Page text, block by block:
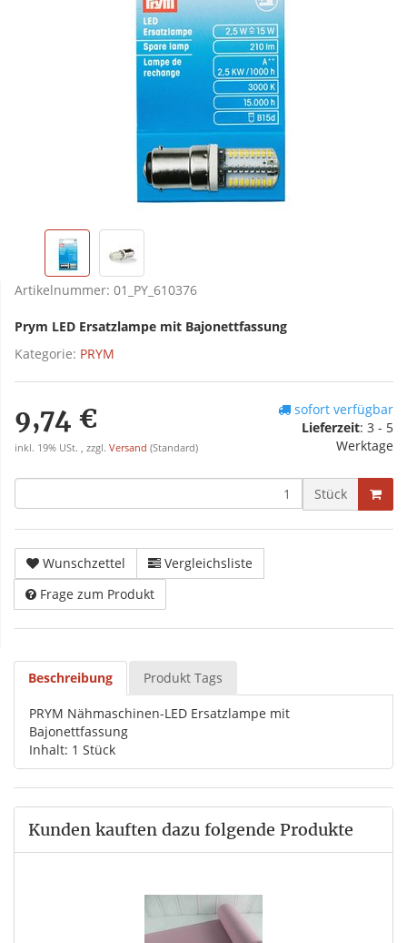
Artikelnummer: 01_PY_610376
Prym LED Ersatzlampe mit Bajonettfassung
Kategorie: PRYM
9,74 €
inkl. 19% USt. , zzgl. Versand (Standard)
sofort verfügbar
Lieferzeit: 3 - 5
Werktage
Stück
Wunschzettel
Vergleichsliste
Frage zum Produkt
Beschreibung Produkt Tags
PRYM Nähmaschinen-LED Ersatzlampe mit
Bajonettfassung
Inhalt: 1 Stück
Kunden kauften dazu folgende Produkte